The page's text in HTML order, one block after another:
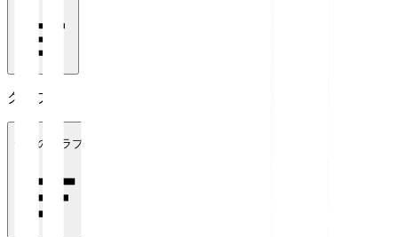
クラブ
全てのクラブ